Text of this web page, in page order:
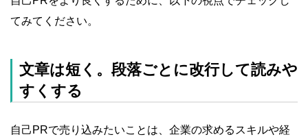
てみてください。
文章は短く。段落ごとに改行して読みや
すくする
自己PRで売り込みたいことは、企業の求めるスキルや経